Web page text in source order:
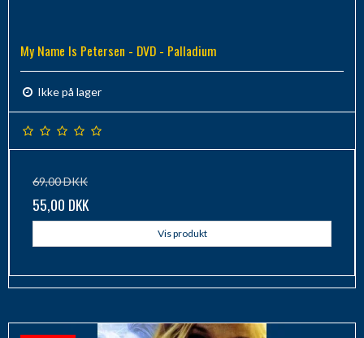
My Name Is Petersen - DVD - Palladium
Ikke på lager
69,00 DKK
55,00 DKK
Vis produkt